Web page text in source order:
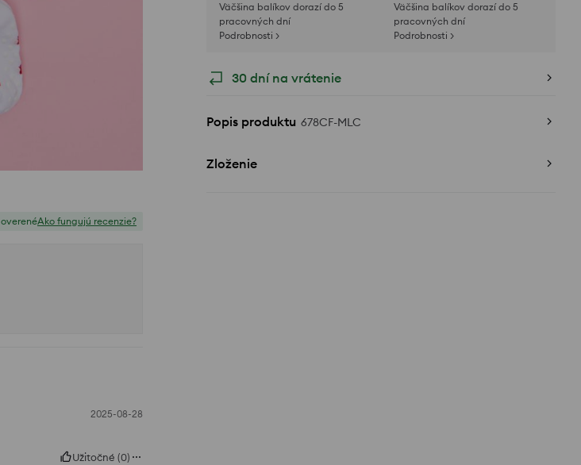
Väčšina balíkov dorazí do 5
pracovných dní
Podrobnosti >
Väčšina balíkov dorazí do 5
pracovných dní
Podrobnosti >
30 dní na vrátenie
Popis produktu 678CF-MLC
Zloženie
Ako fungujú recenzie?
2025-08-28
Užitočné (0)